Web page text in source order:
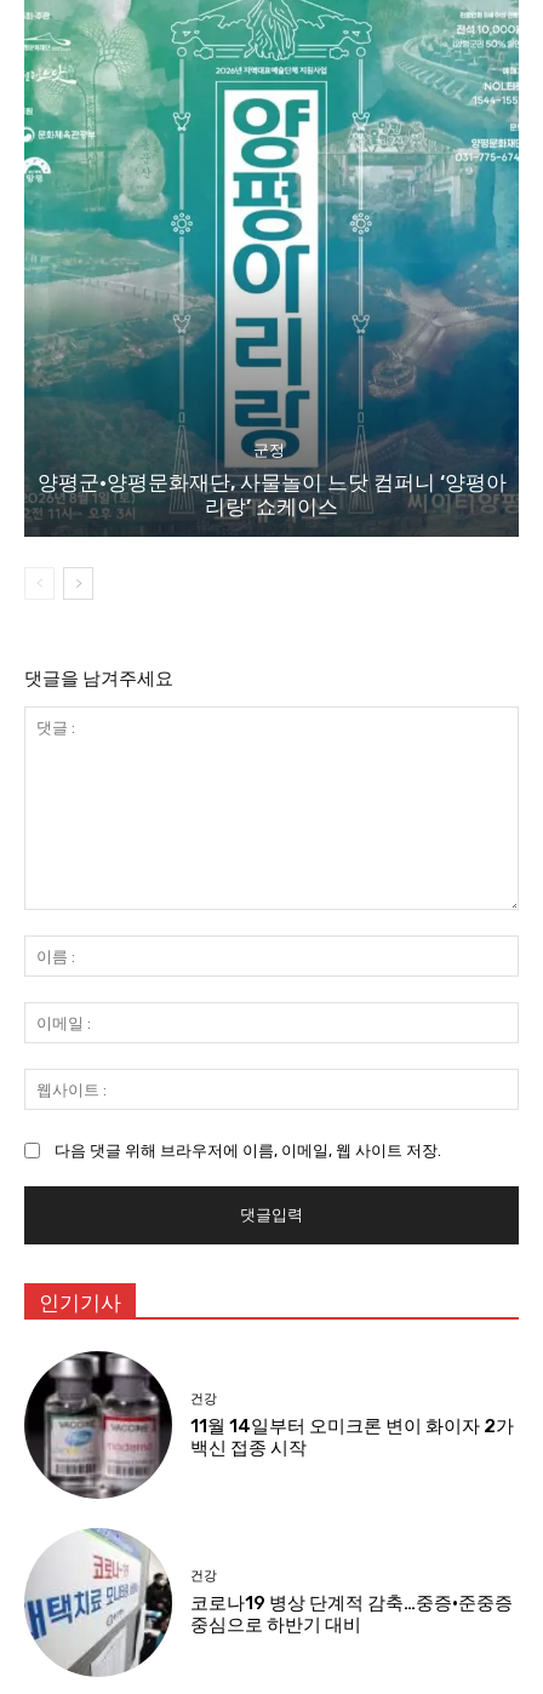
군정
양평군·양평문화재단, 사물놀이 느닷 컴퍼니 ‘양평아
리랑’ 쇼케이스
댓글을 남겨주세요
:
름
:
메
일
사
:
다음 댓글 위해 브라우저에 이름, 이메일, 웹 사이트 저장.
인기기사
건강
11월 14일부터 오미크론 변이 화이자 2가
백신 접종 시작
건강
코로나19 병상 단계적 감축…중증·준중증
중심으로 하반기 대비